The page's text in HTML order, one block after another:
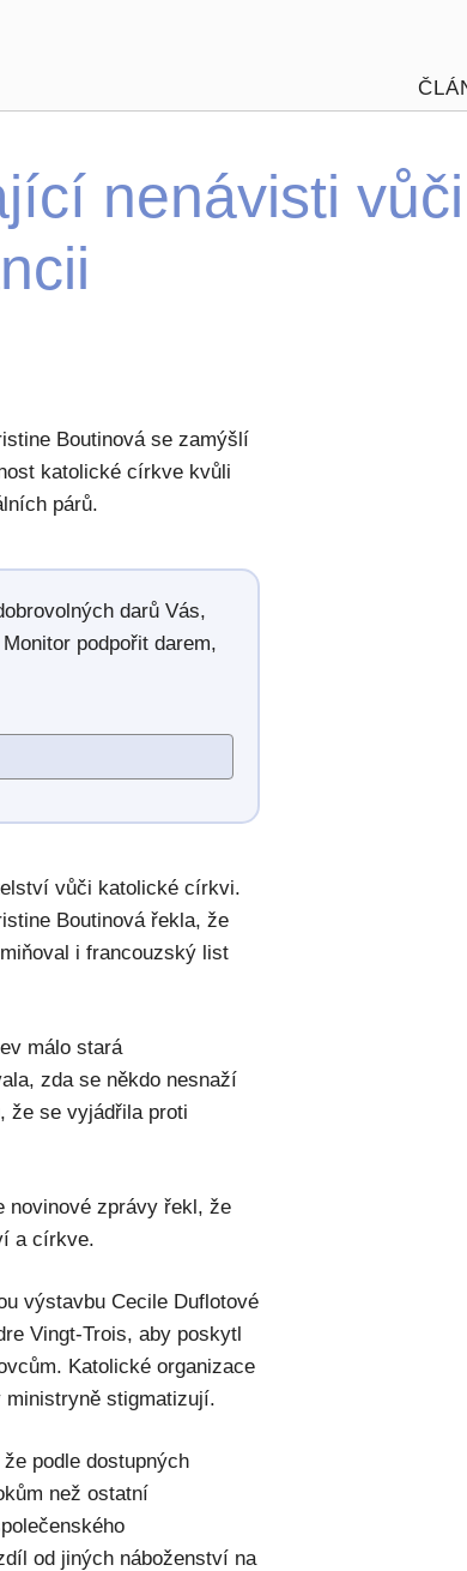
nenávisti vůči
Boutinová se zamýšlí
katolické církve kvůli
párů.
darů Vás,
podpořit darem,
vůči katolické církvi.
Boutinová řekla, že
i francouzský list
málo stará
zda se někdo nesnaží
že se vyjádřila proti
novinové zprávy řekl, že
a církve.
výstavbu Cecile Duflotové
Vingt-Trois, aby poskytl
Katolické organizace
stigmatizují.
podle dostupných
než ostatní
od jiných náboženství na